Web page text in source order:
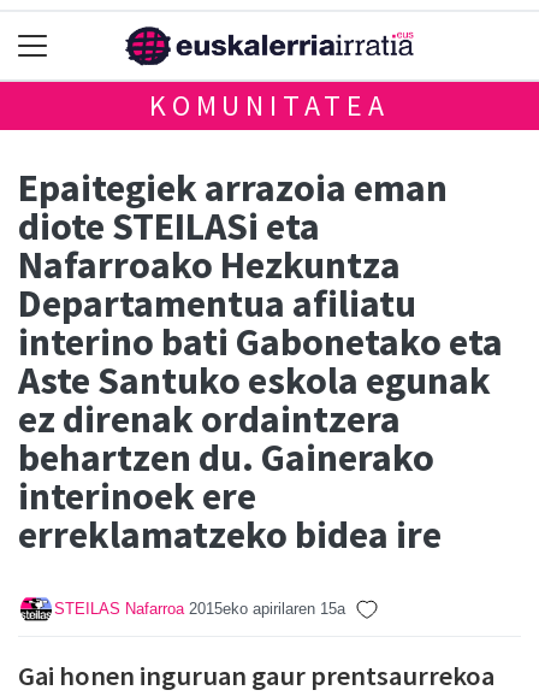
KOMUNITATEA
Epaitegiek arrazoia eman
diote STEILASi eta
Nafarroako Hezkuntza
Departamentua afiliatu
interino bati Gabonetako eta
Aste Santuko eskola egunak
ez direnak ordaintzera
behartzen du. Gainerako
interinoek ere
erreklamatzeko bidea ire
STEILAS Nafarroa 2015eko apirilaren 15a
Gai honen inguruan gaur prentsaurrekoa